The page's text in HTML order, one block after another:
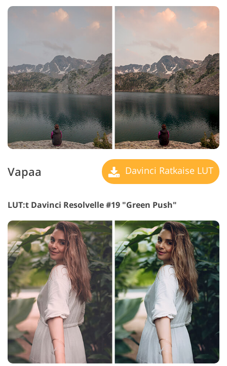
Vapaa Davinci Ratkaise LUT
LUT:t Davinci Resolvelle #19 "Green Push"